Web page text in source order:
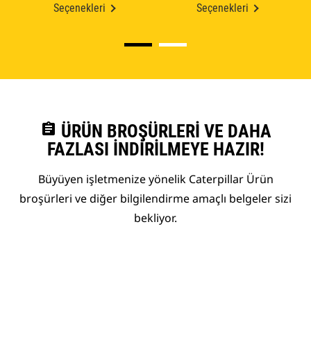
Seçenekleri
Seçenekleri
assignment ÜRÜN BROŞÜRLERI VE DAHA
FAZLASI İNDIRILMEYE HAZIR!
Büyüyen işletmenize yönelik Caterpillar Ürün
broşürleri ve diğer bilgilendirme amaçlı belgeler sizi
bekliyor.